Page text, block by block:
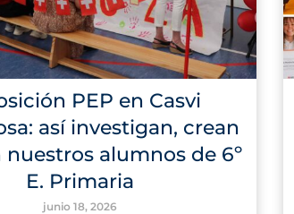
PEP en Casvi
así investigan, crean
nuestros alumnos de 6º
E. Primaria
junio 18, 2026